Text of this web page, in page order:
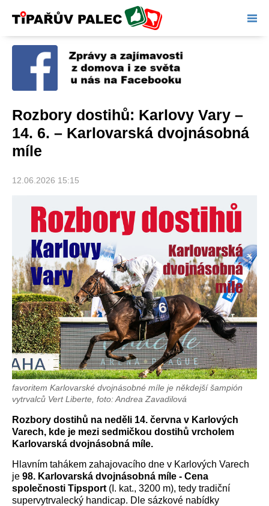
Tipařův palec
Rozbory dostihů: Karlovy Vary –
14. 6. – Karlovarská dvojnásobná
míle
12.06.2026 15:15
favoritem Karlovarské dvojnásobné míle je někdejší šampión
vytrvalců Vert Liberte, foto: Andrea Zavadilová
Rozbory dostihů na neděli 14. června v Karlových
Varech, kde je mezi sedmičkou dostihů vrcholem
Karlovarská dvojnásobná míle.
Hlavním tahákem zahajovacího dne v Karlových Varech
je 98. Karlovarská dvojnásobná míle - Cena
společnosti Tipsport (I. kat., 3200 m), tedy tradiční
supervytrvalecký handicap. Dle sázkové nabídky